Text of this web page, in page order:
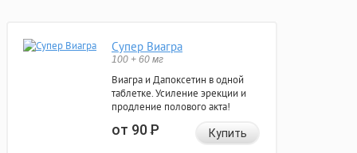
Супер Виагра
100 + 60 мг
Виагра и Дапоксетин в одной
таблетке. Усиление эрекции и
продление полового акта!
от 90Р Купить